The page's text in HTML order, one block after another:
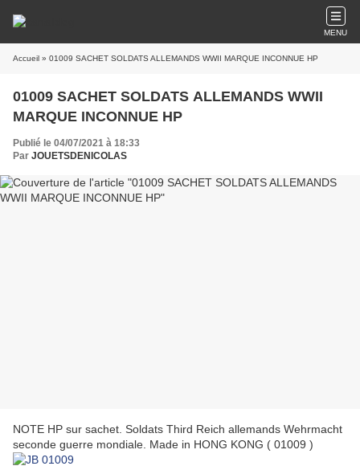
MENU
Accueil » 01009 SACHET SOLDATS ALLEMANDS WWII MARQUE INCONNUE HP
01009 SACHET SOLDATS ALLEMANDS WWII
MARQUE INCONNUE HP
Publié le 04/07/2021 à 18:33
Par JOUETSDENICOLAS
NOTE HP sur sachet. Soldats Third Reich allemands Wehrmacht
seconde guerre mondiale. Made in HONG KONG ( 01009 )